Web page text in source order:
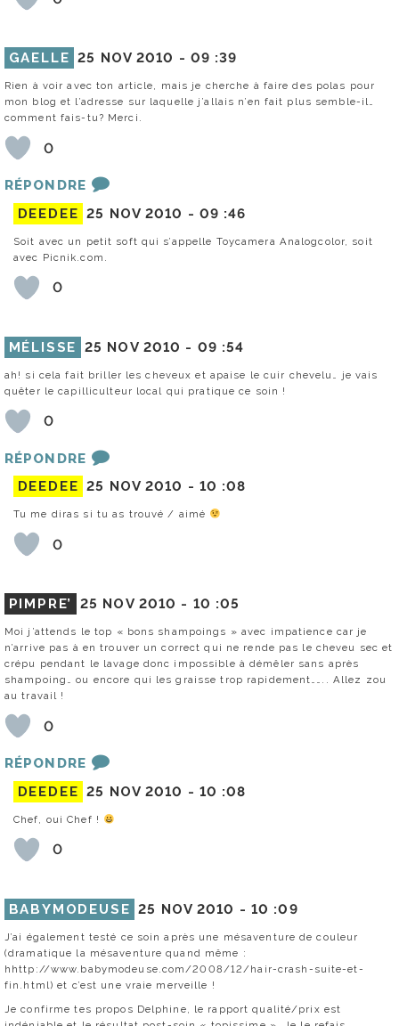
GAELLE 25 NOV 2010 - 09 :39
Rien à voir avec ton article, mais je cherche à faire des polas pour
mon blog et l’adresse sur laquelle j’allais n’en fait plus semble-il…
comment fais-tu? Merci.
0
RÉPONDRE
DEEDEE 25 NOV 2010 - 09 :46
Soit avec un petit soft qui s’appelle Toycamera Analogcolor, soit
avec Picnik.com.
0
MÉLISSE 25 NOV 2010 - 09 :54
ah! si cela fait briller les cheveux et apaise le cuir chevelu… je vais
quêter le capilliculteur local qui pratique ce soin !
0
RÉPONDRE
DEEDEE 25 NOV 2010 - 10 :08
Tu me diras si tu as trouvé / aimé
0
PIMPRE’ 25 NOV 2010 - 10 :05
Moi j’attends le top « bons shampoings » avec impatience car je
n’arrive pas à en trouver un correct qui ne rende pas le cheveu sec et
crépu pendant le lavage donc impossible à démêler sans après
shampoing… ou encore qui les graisse trop rapidement…….. Allez zou
au travail !
0
RÉPONDRE
DEEDEE 25 NOV 2010 - 10 :08
Chef, oui Chef !
0
BABYMODEUSE 25 NOV 2010 - 10 :09
J’ai également testé ce soin après une mésaventure de couleur
(dramatique la mésaventure quand même :
hhttp://www.babymodeuse.com/2008/12/hair-crash-suite-et-
fin.html) et c’est une vraie merveille !
Je confirme tes propos Delphine, le rapport qualité/prix est